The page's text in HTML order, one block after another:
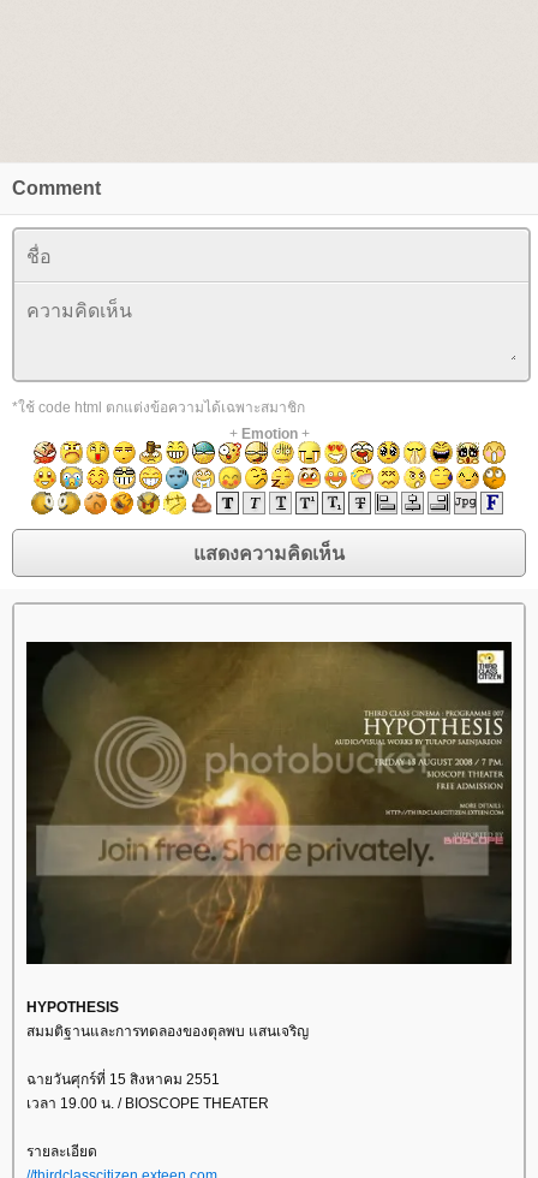
Comment
*ใช้ code html ตกแต่งข้อความได้เฉพาะสมาชิก
+ Emotion+
HYPOTHESIS
สมมติฐานและการทดลองของตุลพบ แสนเจริญ
ฉายวันศุกร์ที่ 15 สิงหาคม 2551
เวลา 19.00 น. / BIOSCOPE THEATER
รายละเอียด